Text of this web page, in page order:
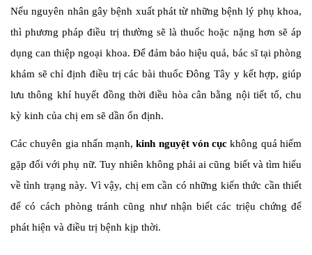
Nếu nguyên nhân gây bệnh xuất phát từ những bệnh lý phụ khoa,
thì phương pháp điều trị thường sẽ là thuốc hoặc nặng hơn sẽ áp
dụng can thiệp ngoại khoa. Để đảm bảo hiệu quả, bác sĩ tại phòng
khám sẽ chỉ định điều trị các bài thuốc Đông Tây y kết hợp, giúp
lưu thông khí huyết đồng thời điều hòa cân bằng nội tiết tố, chu
kỳ kinh của chị em sẽ dần ổn định.
Các chuyên gia nhấn mạnh,kinh nguyệt vón cục không quá hiếm
gặp đối với phụ nữ. Tuy nhiên không phải ai cũng biết và tìm hiểu
về tình trạng này. Vì vậy, chị em cần có những kiến thức cần thiết
để có cách phòng tránh cũng như nhận biết các triệu chứng để
phát hiện và điều trị bệnh kịp thời.